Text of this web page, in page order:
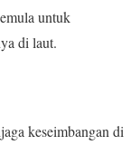
untuk
di laut.
keseimbangan di